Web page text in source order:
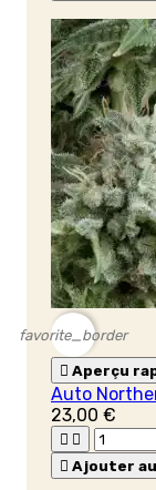
favorite_border
 Aperçu
Auto
23,00 €
 
 Ajouter